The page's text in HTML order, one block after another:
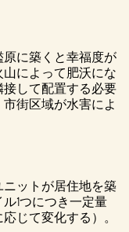
に築くと幸福度が
によって肥沃にな
して配置する必要
街区域が水害によ
ットが居住地を築
1つにつき一定量
じて変化する）。